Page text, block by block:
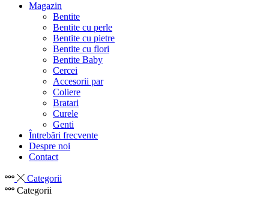
Magazin
Bentite
Bentite cu perle
Bentite cu pietre
Bentite cu flori
Bentite Baby
Cercei
Accesorii par
Coliere
Bratari
Curele
Genti
Întrebări frecvente
Despre noi
Contact
Categorii
Categorii